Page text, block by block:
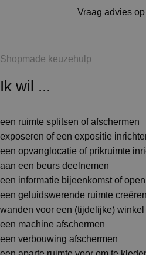
Vraag advies
Shopmade keuzehulp
Ik wil ...
een ruimte splitsen of afschermen
exposeren of een expositie
een opvanglocatie of prikruimte
aan een beurs deelnemen
een informatie bijeenkomst of
een geluidswerende ruimte creëren
wanden voor een (tijdelijke) winkel
een machine afschermen
een verbouwing afschermen